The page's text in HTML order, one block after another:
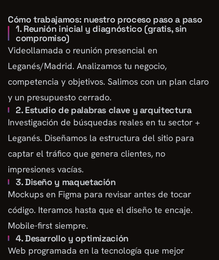
Cómo trabajamos: nuestro proceso paso a paso
1. Reunión inicial y diagnóstico (gratis, sin
compromiso)
Videollamada o reunión presencial en
Leganés/Madrid. Analizamos tu negocio,
competencia y objetivos. Salimos con un plan claro
y un presupuesto cerrado.
2. Estudio de palabras clave y arquitectura
Investigación de búsquedas reales en tu sector +
Leganés. Diseñamos la estructura del sitio para
captar el tráfico que genera clientes, no
impresiones vacías.
3. Diseño y maquetación
Mockups en Figma para revisar antes de tocar
código. Iteramos hasta que el diseño te encaje.
Mobile-first siempre.
4. Desarrollo y optimización
Web programada en la tecnología que mejor